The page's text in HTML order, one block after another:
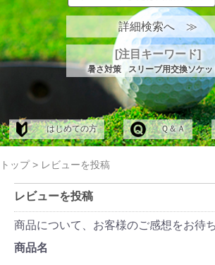
詳細検索へ ≫
[注目キーワード]
暑さ対策 スリーブ用交換ソケッ
はじめての方 Ｑ＆Ａ
トップ > レビューを投稿
レビューを投稿
商品について、お客様のご感想をお待
商品名